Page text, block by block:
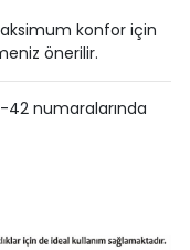
konfor için
önerilir.
numaralarında